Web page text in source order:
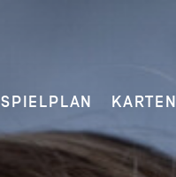
SPIELPLAN KARTEN